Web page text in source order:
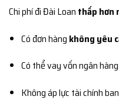
Chi phí đi Đài Loan thấp hơn
Có đơn hàng không yêu
Có thể vay vốn ngân hàng
Không áp lực tài chính